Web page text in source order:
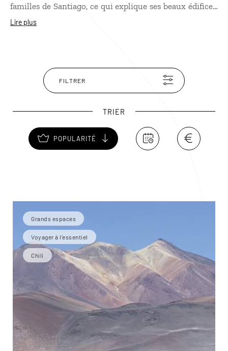
familles de Santiago, ce qui explique ses beaux édifices,
qui se mélangent harmonieusement aux graffitis,
Lire plus
FILTRER
TRIER
POPULARITÉ
Grands espaces
Voyager à l’essentiel
Chili